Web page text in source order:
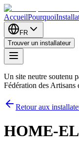
AccueilPourquoi
FR
Trouver un installateur
Un site neutre soutenu
Fédération des
Retour aux
HOME-